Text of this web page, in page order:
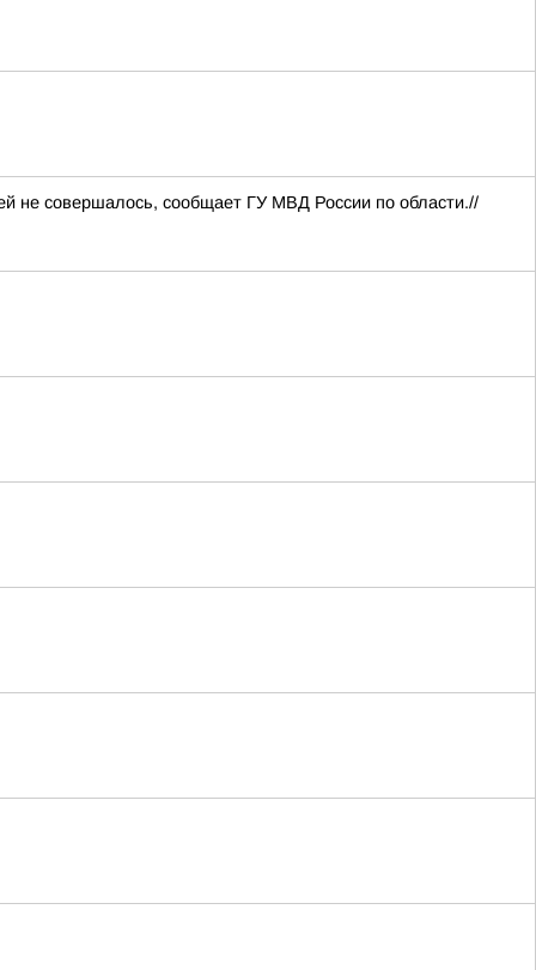
не совершалось, сообщает ГУ МВД России по области.//